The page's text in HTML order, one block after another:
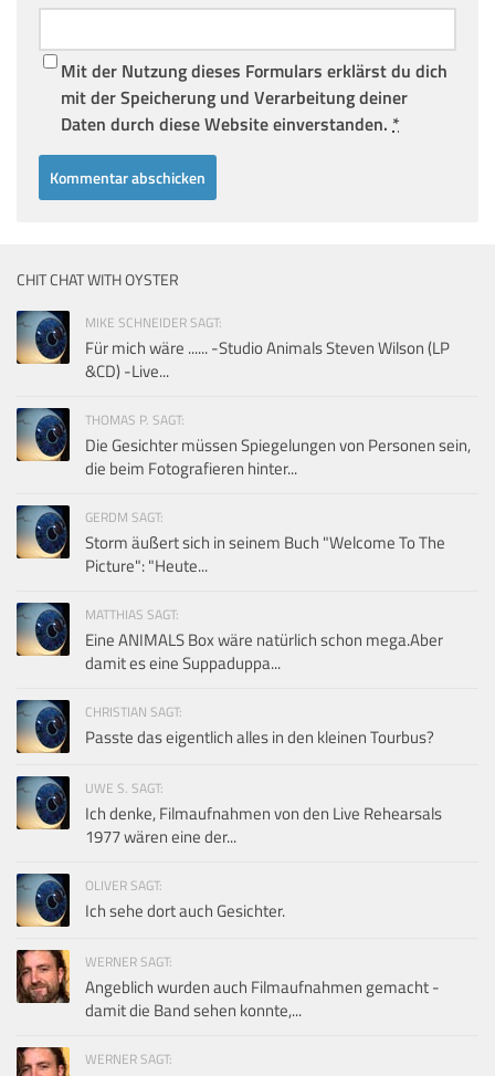
Mit der Nutzung dieses Formulars erklärst du dich
mit der Speicherung und Verarbeitung deiner
Daten durch diese Website einverstanden. *
CHIT CHAT WITH OYSTER
MIKE SCHNEIDER SAGT:
Für mich wäre ...... -Studio Animals Steven Wilson (LP
&CD) -Live...
THOMAS P. SAGT:
Die Gesichter müssen Spiegelungen von Personen sein,
die beim Fotografieren hinter...
GERDM SAGT:
Storm äußert sich in seinem Buch "Welcome To The
Picture": "Heute...
MATTHIAS SAGT:
Eine ANIMALS Box wäre natürlich schon mega.Aber
damit es eine Suppaduppa...
CHRISTIAN SAGT:
Passte das eigentlich alles in den kleinen Tourbus?
UWE S. SAGT:
Ich denke, Filmaufnahmen von den Live Rehearsals
1977 wären eine der...
OLIVER SAGT:
Ich sehe dort auch Gesichter.
WERNER SAGT:
Angeblich wurden auch Filmaufnahmen gemacht -
damit die Band sehen konnte,...
WERNER SAGT: